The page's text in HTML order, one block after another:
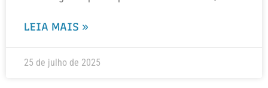
LEIA MAIS »
25 de julho de 2025